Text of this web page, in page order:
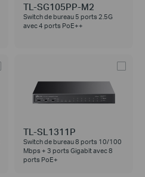
TL-SG105PP-M2
Switch de bureau 5 ports 2.5G
avec 4 ports PoE++
TL-SL1311P
Switch de bureau 8 ports 10/100
Mbps + 3 ports Gigabit avec 8
ports PoE+